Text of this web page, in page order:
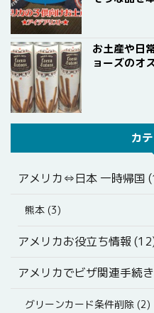
お土産や日
ョーズのオ
カ
アメリカ⇔日本 一時帰国
熊本 (3)
アメリカお役立ち情報
アメリカでビザ関連手続
グリーンカード条件削除 (2)